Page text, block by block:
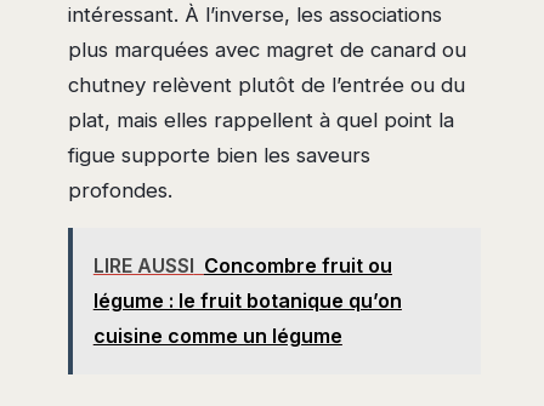
intéressant. À l’inverse, les associations
plus marquées avec magret de canard ou
chutney relèvent plutôt de l’entrée ou du
plat, mais elles rappellent à quel point la
figue supporte bien les saveurs
profondes.
LIRE AUSSI Concombre fruit ou
légume : le fruit botanique qu’on
cuisine comme un légume